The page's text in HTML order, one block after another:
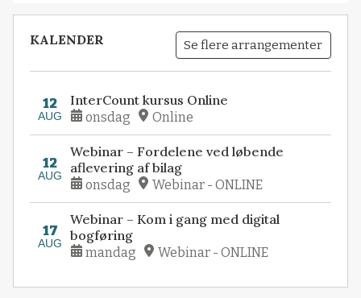
KALENDER Se flere arrangementer
12
AUG
InterCount kursus Online
onsdag Online
12
AUG
Webinar – Fordelene ved løbende
aflevering af bilag
onsdag Webinar - ONLINE
17
AUG
Webinar – Kom i gang med digital
bogføring
mandag Webinar - ONLINE